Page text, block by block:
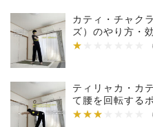
カティ・チャク
ズ）のやり方・
★
★★★★★★★
ティリャカ・カ
て腰を回転する
★★★
★★★★★★★